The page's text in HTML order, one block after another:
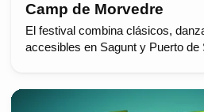
Camp de Morvedre
El festival combina clásicos,
accesibles en Sagunt y Puerto de